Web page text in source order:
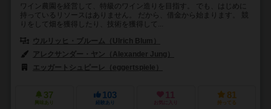
ワイン農園を経営して、特級のワイン造りを目指す。 でも、はじめに
持っているリソースはありません。 だから、借金から始まります。 競
りをして畑を獲得したり、技術を獲得して...
ウルリッヒ・ブルーム（Ulrich Blum）
アレクサンダー・ヤン（Alexander Jung）
エッガートシュピーレ（eggertspiele）
37
興味あり
103
経験あり
11
お気に入り
81
持ってる